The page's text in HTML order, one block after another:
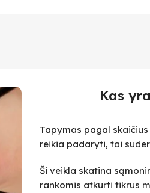
Kas
Tapymas pagal
reikia padaryti, tai
Ši veikla skatina
rankomis atkurti tikrus